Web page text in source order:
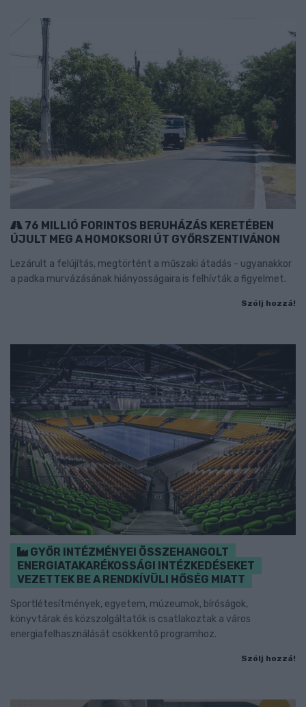
76 MILLIÓ FORINTOS BERUHÁZÁS KERETÉBEN
ÚJULT MEG A HOMOKSORI ÚT GYŐRSZENTIVÁNON
Lezárult a felújítás, megtörtént a műszaki átadás - ugyanakkor
a padka murvázásának hiányosságaira is felhívták a figyelmet.
Szólj hozzá!
GYŐR INTÉZMÉNYEI ÖSSZEHANGOLT
ENERGIATAKARÉKOSSÁGI INTÉZKEDÉSEKET
VEZETTEK BE A RENDKÍVÜLI HŐSÉG MIATT
Sportlétesítmények, egyetem, múzeumok, bíróságok,
könyvtárak és közszolgáltatók is csatlakoztak a város
energiafelhasználását csökkentő programhoz.
Szólj hozzá!